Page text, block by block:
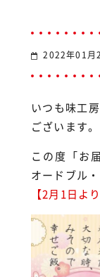
2022年01月
いつも味工
ございます。
この度「お
オードブル
【2月1日よ